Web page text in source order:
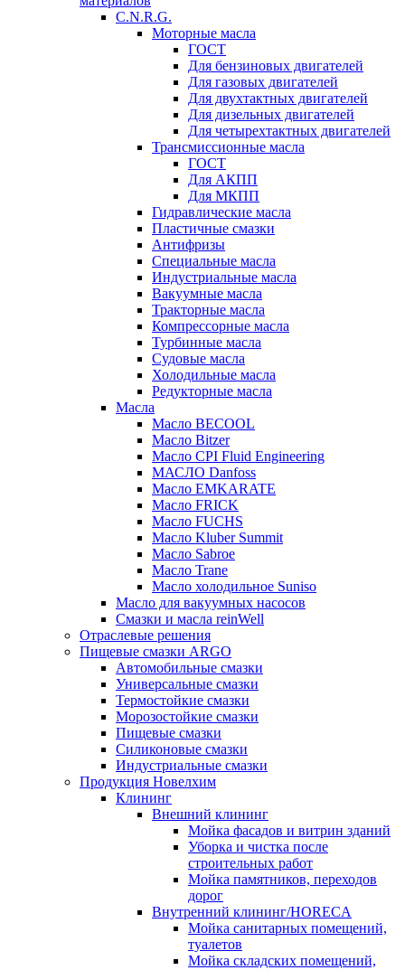
C.N.R.G.
Моторные масла
ГОСТ
Для бензиновых двигателей
Для газовых двигателей
Для двухтактных двигателей
Для дизельных двигателей
Для четырехтактных двигателей
Трансмиссионные масла
ГОСТ
Для АКПП
Для МКПП
Гидравлические масла
Пластичные смазки
Антифризы
Специальные масла
Индустриальные масла
Вакуумные масла
Тракторные масла
Компрессорные масла
Турбинные масла
Судовые масла
Холодильные масла
Редукторные масла
Масла
Масло BECOOL
Масло Bitzer
Масло CPI Fluid Engineering
МАСЛО Danfoss
Масло EMKARATE
Масло FRICK
Масло FUCHS
Масло Kluber Summit
Масло Sabroe
Масло Trane
Масло холодильное Suniso
Масло для вакуумных насосов
Смазки и масла reinWell
Отраслевые решения
Пищевые смазки ARGO
Автомобильные смазки
Универсальные смазки
Термостойкие смазки
Морозостойкие смазки
Пищевые смазки
Силиконовые смазки
Индустриальные смазки
Продукция Новелхим
Клининг
Внешний клининг
Мойка фасадов и витрин зданий
Уборка и чистка после
строительных работ
Мойка памятников, переходов
дорог
Внутренний клининг/HORECA
Мойка санитарных помещений,
туалетов
Мойка складских помещений,